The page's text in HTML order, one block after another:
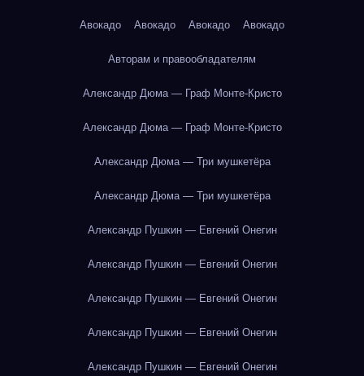
Авокадо Авокадо Авокадо Авокадо
Авторам и правообладателям
Александр Дюма — Граф Монте-Кристо
Александр Дюма — Граф Монте-Кристо
Александр Дюма — Три мушкетёра
Александр Дюма — Три мушкетёра
Александр Пушкин — Евгений Онегин
Александр Пушкин — Евгений Онегин
Александр Пушкин — Евгений Онегин
Александр Пушкин — Евгений Онегин
Александр Пушкин — Евгений Онегин